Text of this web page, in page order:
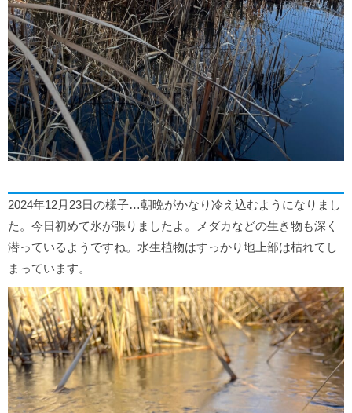
2024年12月23日の様子…朝晩がかなり冷え込むようになりまし
た。今日初めて氷が張りましたよ。メダカなどの生き物も深く
潜っているようですね。水生植物はすっかり地上部は枯れてし
まっています。